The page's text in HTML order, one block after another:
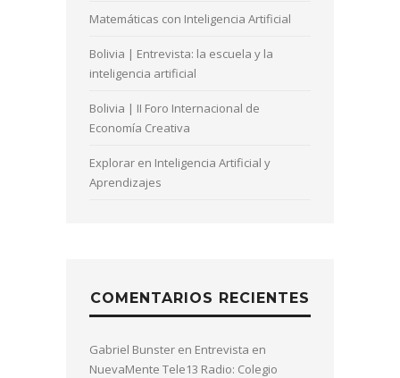
Matemáticas con Inteligencia Artificial
Bolivia | Entrevista: la escuela y la
inteligencia artificial
Bolivia | II Foro Internacional de
Economía Creativa
Explorar en Inteligencia Artificial y
Aprendizajes
COMENTARIOS RECIENTES
Gabriel Bunster en Entrevista en
NuevaMente Tele13 Radio: Colegio